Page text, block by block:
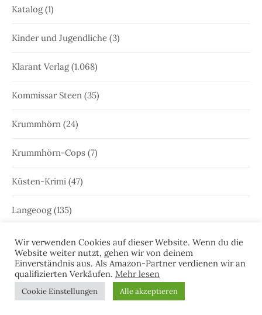
Katalog(1)
Kinder und Jugendliche (3)
Klarant Verlag(1.068)
Kommissar Steen (35)
Krummhörn (24)
Krummhörn-Cops (7)
Küsten-Krimi (47)
Langeoog(135)
Leer (20)
Leeraner Bürgerzeitung (4)
Leseprobe(51)
Wir verwenden Cookies auf dieser Website. Wenn du die
Website weiter nutzt, gehen wir von deinem
Einverständnis aus. Als Amazon-Partner verdienen wir an
qualifizierten Verkäufen. Mehr lesen
Cookie Einstellungen Alle akzeptieren